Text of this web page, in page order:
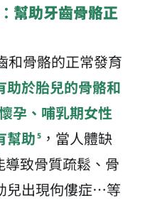
幫助牙齒骨骼正
和骨骼的正常發育
助於胎兒的骨骼和
孕、哺乳期女性
幫助5，當人體缺
導致骨質疏鬆、骨
兒出現佝僂症…等